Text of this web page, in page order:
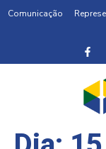
Comunicação